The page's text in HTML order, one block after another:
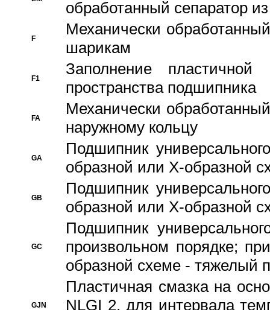
обработанный сепаратор
F
Механически
шарикам
F1
Заполнение
пространства подшипника
FA
Механически
наружному кольцу
GA
Подшипник
образной или Х-образной
GB
Подшипник
образной или Х-образной
GC
Подшипник
произвольном порядке;
образной схеме - тяжелый
GJN
Пластичная смазка на
NLGI 2, для интервала